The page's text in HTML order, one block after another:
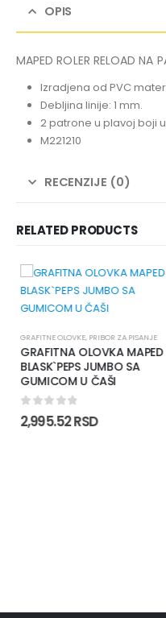
OPIS
MAPED ROLER RELOAD NA
Izradjena od PVC
Debljina linije: 1 mm.
2 patrone u plavoj boji
M221210
RECENZIJE (0)
RELATED PRODUCTS
GRAFITNE OLOVKE,PRIBOR ZA PISANJE
GRAFITNA OLOVKA MAPED
BLASK`PEPS JUMBO SA
GUMICOM U ČAŠI
0out of 5
2,995.52RSD